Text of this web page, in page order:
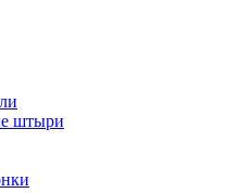
штыри